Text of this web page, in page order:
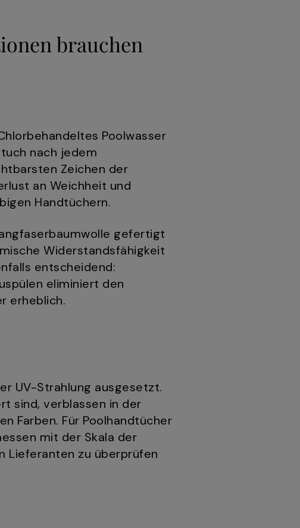
brauchen
Poolwasser
nach jedem
Zeichen der
an Weichheit und
Handtüchern.
gefertigt
Widerstandsfähigkeit
entscheidend:
eliminiert den
erheblich.
UV-Strahlung ausgesetzt.
sind, verblassen in der
Farben. Für Poolhandtücher
mit der Skala der
Lieferanten zu überprüfen